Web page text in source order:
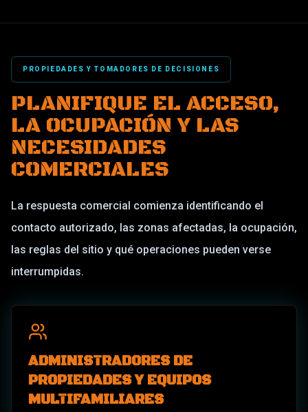
PROPIEDADES Y TOMADORES DE DECISIONES
PLANIFIQUE EL ACCESO,
LA OCUPACIÓN Y LAS
NECESIDADES
COMERCIALES
La respuesta comercial comienza identificando el
contacto autorizado, las zonas afectadas, la ocupación,
las reglas del sitio y qué operaciones pueden verse
interrumpidas.
ADMINISTRADORES DE
PROPIEDADES Y EQUIPOS
MULTIFAMILIARES